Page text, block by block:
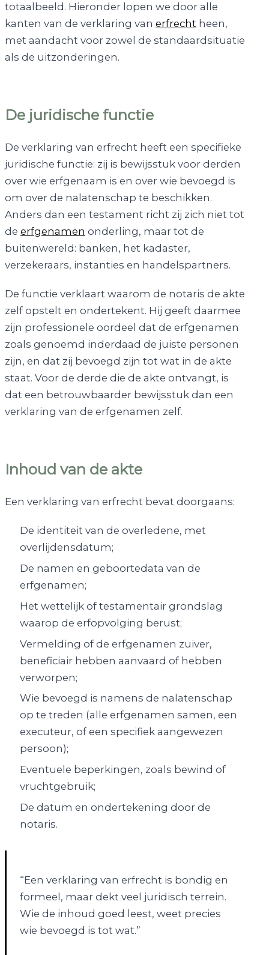
totaalbeeld. Hieronder lopen we door alle
kanten van de verklaring van erfrecht heen,
met aandacht voor zowel de standaardsituatie
als de uitzonderingen.
De juridische functie
De verklaring van erfrecht heeft een specifieke
juridische functie: zij is bewijsstuk voor derden
over wie erfgenaam is en over wie bevoegd is
om over de nalatenschap te beschikken.
Anders dan een testament richt zij zich niet tot
de erfgenamen onderling, maar tot de
buitenwereld: banken, het kadaster,
verzekeraars, instanties en handelspartners.
De functie verklaart waarom de notaris de akte
zelf opstelt en ondertekent. Hij geeft daarmee
zijn professionele oordeel dat de erfgenamen
zoals genoemd inderdaad de juiste personen
zijn, en dat zij bevoegd zijn tot wat in de akte
staat. Voor de derde die de akte ontvangt, is
dat een betrouwbaarder bewijsstuk dan een
verklaring van de erfgenamen zelf.
Inhoud van de akte
Een verklaring van erfrecht bevat doorgaans:
De identiteit van de overledene, met
overlijdensdatum;
De namen en geboortedata van de
erfgenamen;
Het wettelijk of testamentair grondslag
waarop de erfopvolging berust;
Vermelding of de erfgenamen zuiver,
beneficiair hebben aanvaard of hebben
verworpen;
Wie bevoegd is namens de nalatenschap
op te treden (alle erfgenamen samen, een
executeur, of een specifiek aangewezen
persoon);
Eventuele beperkingen, zoals bewind of
vruchtgebruik;
De datum en ondertekening door de
notaris.
“Een verklaring van erfrecht is bondig en
formeel, maar dekt veel juridisch terrein.
Wie de inhoud goed leest, weet precies
wie bevoegd is tot wat.”